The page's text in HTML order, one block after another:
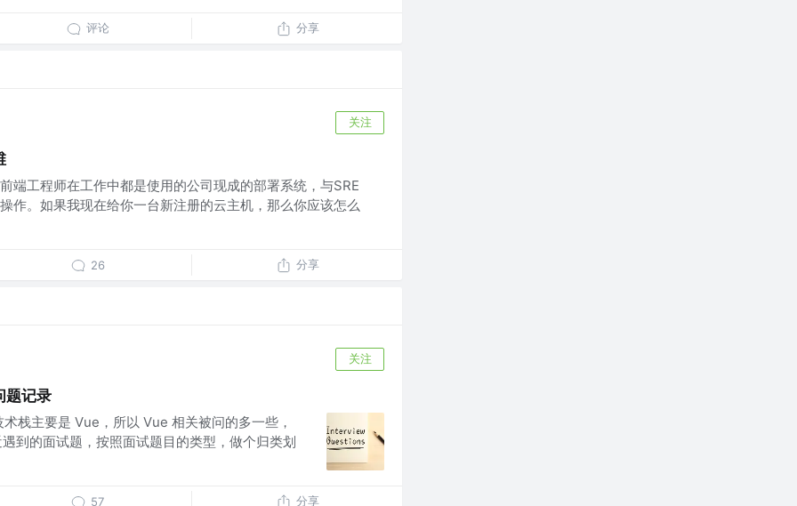
评论 分享
关注
端工程师在工作中都是使用的公司现成的部署系统，与SRE
作。如果我现在给你一台新注册的云主机，那么你应该怎么
26 分享
关注
题记录
栈主要是 Vue，所以 Vue 相关被问的多一些，
到的面试题，按照面试题目的类型，做个归类划
57 分享